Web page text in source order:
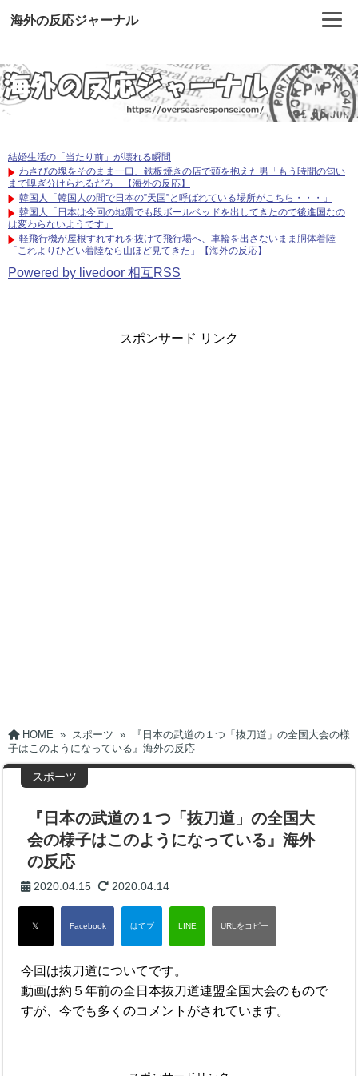
海外の反応ジャーナル
結婚生活の「当たり前」が壊れる瞬間
わさびの塊をそのまま一口、鉄板焼きの店で頭を抱えた男「もう時間の匂い
まで嗅ぎ分けられるだろ」【海外の反応】
韓国人「韓国人の間で日本の”天国”と呼ばれている場所がこちら・・・」
韓国人「日本は今回の地震でも段ボールベッドを出してきたので後進国なの
は変わらないようです」
軽飛行機が屋根すれすれを抜けて飛行場へ、車輪を出さないまま胴体着陸
「これよりひどい着陸なら山ほど見てきた」【海外の反応】
Powered by livedoor 相互RSS
スポンサード リンク
HOME » スポーツ »
『日本の武道の１つ「抜刀道」の全国大会の様
子はこのようになっている』海外の反応
スポーツ
『日本の武道の１つ「抜刀道」の全国大
会の様子はこのようになっている』海外
の反応
2020.04.15 2020.04.14
今回は抜刀道についてです。
動画は約５年前の全日本抜刀道連盟全国大会のもので
すが、今でも多くのコメントがされています。